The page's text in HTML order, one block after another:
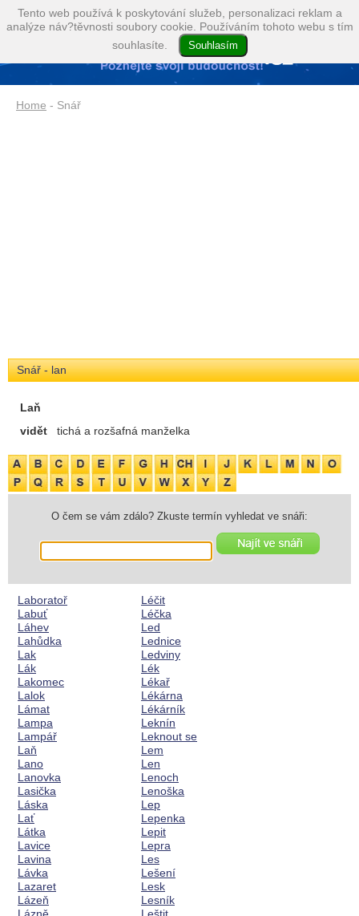
Home - Snář
Snář - lan
Laň
vidět
tichá a rozšafná manželka
O čem se vám zdálo? Zkuste termín vyhledat ve snáři:
Laboratoř
Labuť
Láhev
Lahůdka
Lak
Lák
Lakomec
Lalok
Lámat
Lampa
Lampář
Laň
Lano
Lanovka
Lasička
Láska
Lať
Látka
Lavice
Lavina
Lávka
Lazaret
Lázeň
Léčit
Léčka
Led
Lednice
Ledviny
Lék
Lékař
Lékárna
Lékárník
Leknín
Leknout se
Lem
Len
Lenoch
Lenoška
Lep
Lepenka
Lepit
Lepra
Les
Lešení
Lesk
Lesník
Tento web používá k poskytování služeb, personalizaci reklam a
analýze náv?těvnosti soubory cookie. Používáním tohoto webu s tím
souhlasíte.